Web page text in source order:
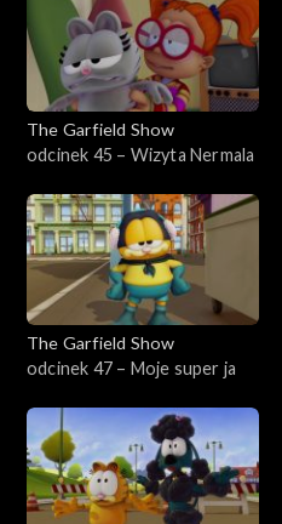
The Garfield Show
odcinek 45 – Wizyta Nermala
The Garfield Show
odcinek 47 – Moje super ja